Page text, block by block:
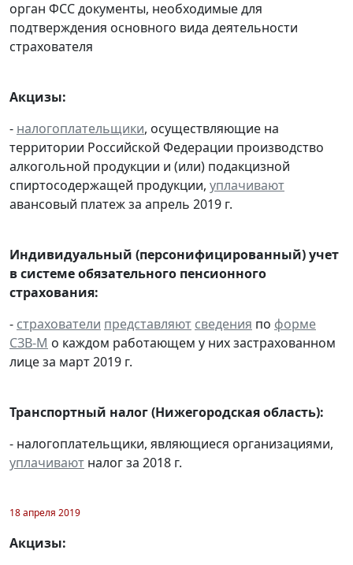
орган ФСС документы, необходимые для
подтверждения основного вида деятельности
страхователя
Акцизы:
- налогоплательщики, осуществляющие на
территории Российской Федерации производство
алкогольной продукции и (или) подакцизной
спиртосодержащей продукции, уплачивают
авансовый платеж за апрель 2019 г.
Индивидуальный (персонифицированный) учет
в системе обязательного пенсионного
страхования:
- страхователи представляют сведения по форме
СЗВ-М о каждом работающем у них застрахованном
лице за март 2019 г.
Транспортный налог (Нижегородская область):
- налогоплательщики, являющиеся организациями,
уплачивают налог за 2018 г.
18 апреля 2019
Акцизы: